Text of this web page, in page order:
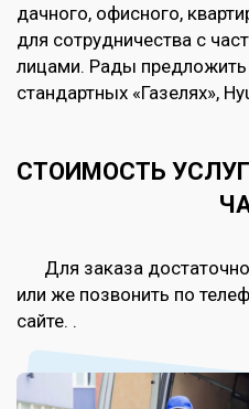
дачного, офисного,
для сотрудничества с
лицами. Рады
стандартных «Газелях»,
СТОИМОСТЬ
Для заказа
или же позвонить по
сайте. .